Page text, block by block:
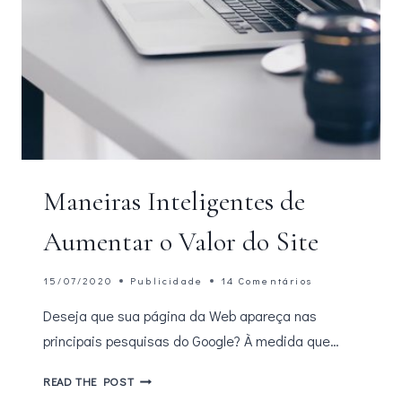
Maneiras Inteligentes de
Aumentar o Valor do Site
15/07/2020 Publicidade 14 Comentários
Deseja que sua página da Web apareça nas
principais pesquisas do Google? À medida que…
READ THE POSTMANEIRAS